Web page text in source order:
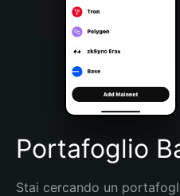
Português (Brasil)
Español (Argentina)
Portafoglio
Stai cercando un